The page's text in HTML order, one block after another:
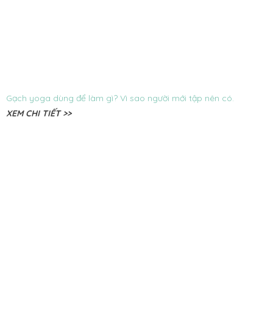
Gạch yoga dùng để làm gì? Vì sao người mới tập nên có.
XEM CHI TIẾT >>